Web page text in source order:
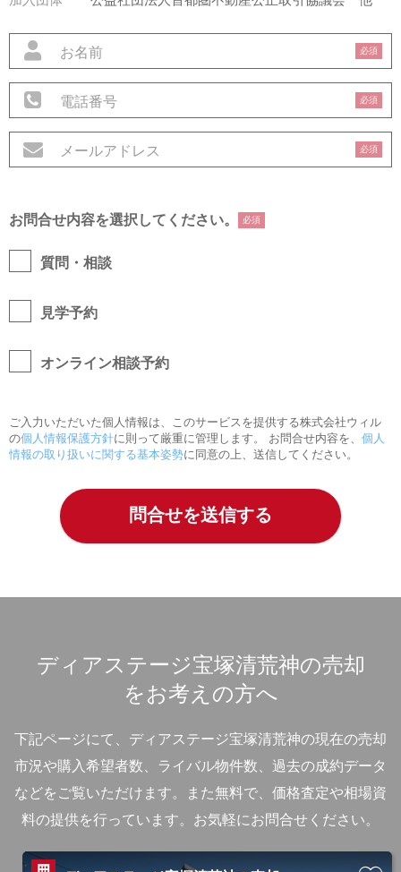
必須
必須
必須
お問合せ内容を選択してください。 必須
質問・相談
見学予約
オンライン相談予約
ご入力いただいた個人情報は、このサービスを提供する株式会社ウィル
の個人情報保護方針に則って厳重に管理します。 お問合せ内容を、 個人
情報の取り扱いに関する基本姿勢に同意の上、送信してください。
ディアステージ宝塚清荒神の売却
をお考えの方へ
下記ページにて、ディアステージ宝塚清荒神の現在の売却
市況や購入希望者数、ライバル物件数、過去の成約データ
などをご覧いただけます。
また無料で、価格査定や相場資
料の提供を行っています。お気軽にお問合せください。